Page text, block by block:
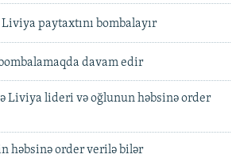
paytaxtını bombalayır
davam edir
Liviya lideri və oğlunun həbsinə order
həbsinə order verilə bilər